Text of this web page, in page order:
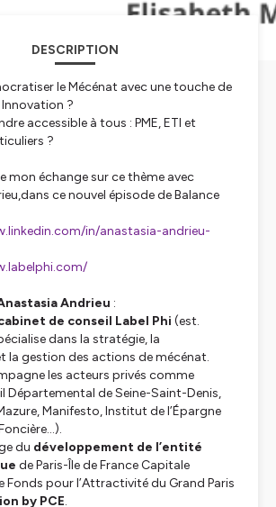
DESCRIPTION
le Mécénat avec une touche de
?
accessible à tous : PME, ETI et
?
mon échange sur ce thème avec
ce nouvel épisode de Balance
in/anastasia-andrieu-
Andrieu :
de conseil Label Phi (est.
dans la stratégie, la
la gestion des actions de mécénat.
les acteurs privés comme
Départemental de Seine-Saint-Denis,
Manifesto, Institut de l’Épargne
du développement de l’entité
de Paris-Île de France Capitale
Fonds pour l’Attractivité du Grand Paris
by PCE.